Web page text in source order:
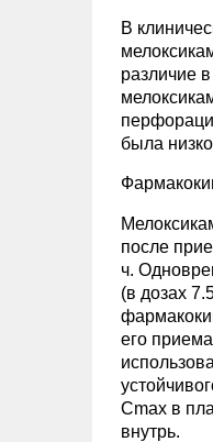
В
различие
была
после
ч.
(в дозах
его
Cmax в
внутрь.